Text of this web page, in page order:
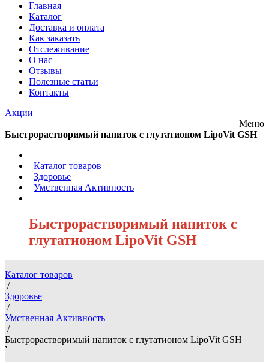
Главная
Каталог
Доставка и оплата
Как заказать
Отслеживание
О нас
Отзывы
Полезные статьи
Контакты
Акции
Меню
Быстрорастворимый напиток с глутатионом LipoVit GSH
Каталог товаров
Здоровье
Умственная Активность
Быстрорастворимый напиток с
глутатионом LipoVit GSH
Каталог товаров
/
Здоровье
/
Умственная Активность
/
Быстрорастворимый напиток с глутатионом LipoVit GSH
`